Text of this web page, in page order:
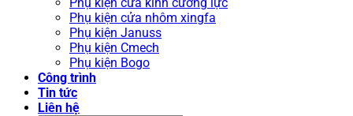
Phụ kiện cửa nhôm xingfa
Phụ kiện Januss
Phụ kiện Cmech
Phụ kiện Bogo
Công trình
Tin tức
Liên hệ